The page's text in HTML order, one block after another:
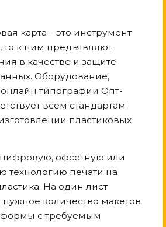
карта – это инструмент
к ним предъявляют
в качестве и защите
Оборудование,
типографии Опт-
всем стандартам
пластиковых
офсетную или
технологию печати на
На один лист
нужное количество макетов
с требуемым